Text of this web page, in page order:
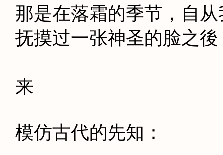
那是在落霜的季节，自
抚摸过一张神圣的脸之後
来
模仿古代的先知：